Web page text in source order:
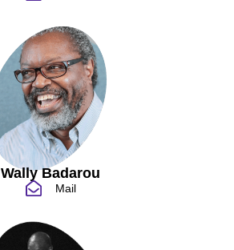
Wally Badarou
Mail